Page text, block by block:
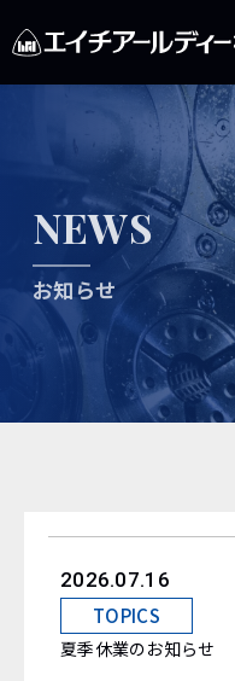
NEWS
お知らせ
2026.07.16
TOPICS
夏季休業のお知らせ